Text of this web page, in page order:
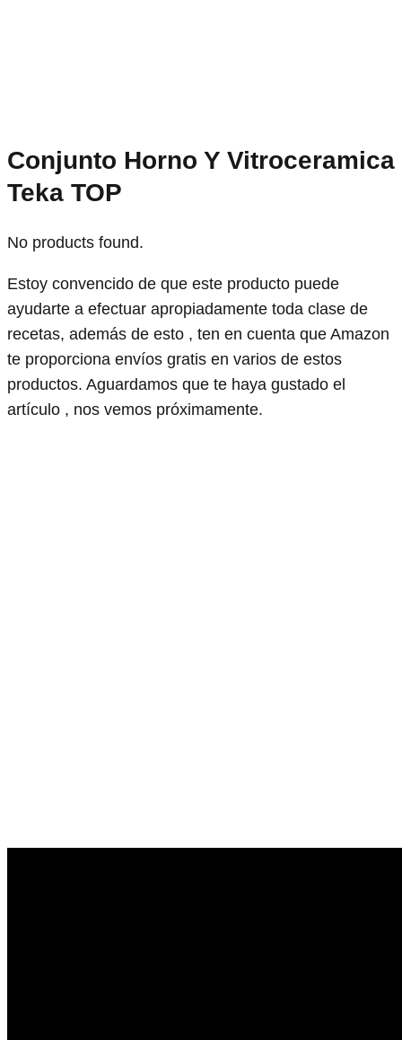
Conjunto Horno Y Vitroceramica
Teka TOP
No products found.
Estoy convencido de que este producto puede
ayudarte a efectuar apropiadamente toda clase de
recetas, además de esto , ten en cuenta que Amazon
te proporciona envíos gratis en varios de estos
productos. Aguardamos que te haya gustado el
artículo , nos vemos próximamente.